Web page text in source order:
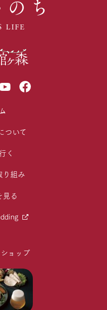
ち
LIFE
ついて
く
り組み
見る
ョップ